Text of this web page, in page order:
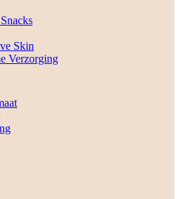
Skin
Verzorging